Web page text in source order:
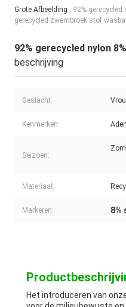
Grote Afbeelding : 92% gerecycled
gerecycled zwembroek stof
92% gerecycled nylon
beschrijving
Geslacht:
Kenmerken:
Seizoen:
Materiaal:
Markeren: 8%
Het introduceren van